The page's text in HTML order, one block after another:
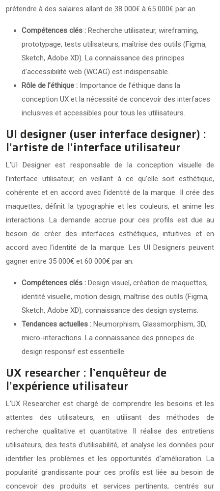
prétendre à des salaires allant de 38 000€ à 65 000€ par an.
Compétences clés : Recherche utilisateur, wireframing,
prototypage, tests utilisateurs, maîtrise des outils (Figma,
Sketch, Adobe XD). La connaissance des principes
d’accessibilité web (WCAG) est indispensable.
Rôle de l’éthique : Importance de l’éthique dans la
conception UX et la nécessité de concevoir des interfaces
inclusives et accessibles pour tous les utilisateurs.
UI designer (user interface designer) :
l’artiste de l’interface utilisateur
L’UI Designer est responsable de la conception visuelle de
l’interface utilisateur, en veillant à ce qu’elle soit esthétique,
cohérente et en accord avec l’identité de la marque. Il crée des
maquettes, définit la typographie et les couleurs, et anime les
interactions. La demande accrue pour ces profils est due au
besoin de créer des interfaces esthétiques, intuitives et en
accord avec l’identité de la marque. Les UI Designers peuvent
gagner entre 35 000€ et 60 000€ par an.
Compétences clés : Design visuel, création de maquettes,
identité visuelle, motion design, maîtrise des outils (Figma,
Sketch, Adobe XD), connaissance des design systems.
Tendances actuelles : Neumorphism, Glassmorphism, 3D,
micro-interactions. La connaissance des principes de
design responsif est essentielle.
UX researcher : l’enquêteur de
l’expérience utilisateur
L’UX Researcher est chargé de comprendre les besoins et les
attentes des utilisateurs, en utilisant des méthodes de
recherche qualitative et quantitative. Il réalise des entretiens
utilisateurs, des tests d’utilisabilité, et analyse les données pour
identifier les problèmes et les opportunités d’amélioration. La
popularité grandissante pour ces profils est liée au besoin de
concevoir des produits et services pertinents, centrés sur